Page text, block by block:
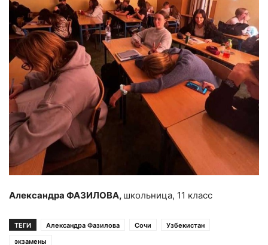
Александра ФАЗИЛОВА, школьница, 11 класс
ТЕГИ Александра Фазилова Сочи
Узбекистан
экзамены